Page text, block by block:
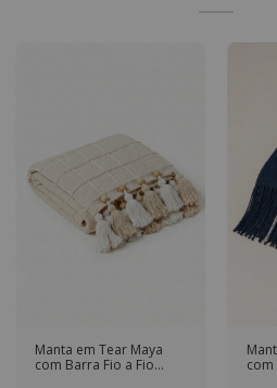
Manta em Tear Maya
com Barra Fio a Fio
com